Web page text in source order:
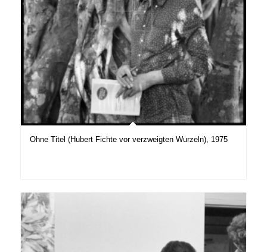
Ohne Titel (Hubert Fichte vor verzweigten Wurzeln), 1975